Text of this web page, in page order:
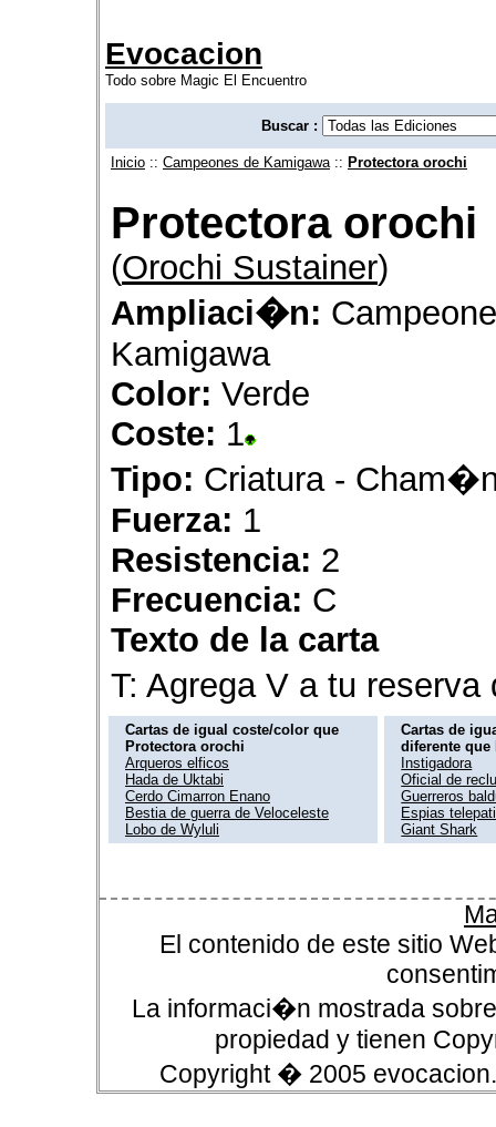
Evocacion
Todo sobre Magic El Encuentro
Buscar :
Inicio :: Campeones de Kamigawa :: Protectora orochi
Protectora orochi
(Orochi Sustainer)
Ampliaci�n:
Kamigawa
Color: Verde
Coste: 1
Tipo: Criatura -
Fuerza: 1
Resistencia: 2
Frecuencia: C
Texto de la carta
T: Agrega V a tu
Cartas de igual coste/color que
Protectora orochi
Arqueros elficos
Hada de Uktabi
Cerdo Cimarron Enano
Bestia de guerra de Veloceleste
Lobo de Wyluli
Cartas de
diferente
Instigadora
Oficial de
Guerreros
Espias
Giant Shark
El contenido de este sitio
La informaci�n mostrada
propiedad y tienen
Copyright � 2005